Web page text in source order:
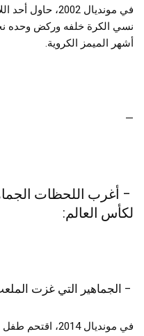
في مونديال
نسي الكرة خلفه وركض وحده
أشهر الميمز الكروية.
—
– أغرب اللحظات
لكأس العالم:
– الجماهير التي غزت
في مونديال